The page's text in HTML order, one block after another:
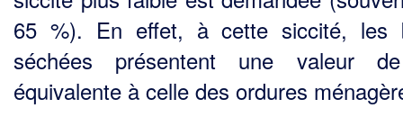
65 %). En effet, à cette siccité, les
séchées présentent une valeur
équivalente à celle des ordures